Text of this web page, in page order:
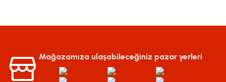
Mağazamıza ulaşabileceğiniz pazar yerleri